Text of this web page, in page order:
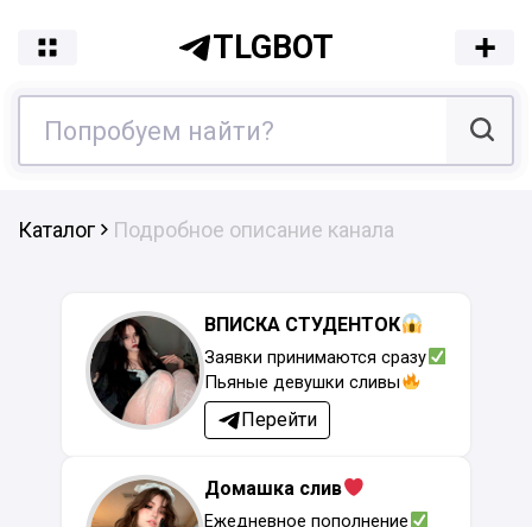
TLGBOT
Каталог Подробное описание канала
ВПИСКА СТУДЕНТОК
Заявки принимаются сразу
Пьяные девушки сливы
Перейти
Домашка слив
Ежедневное пополнение